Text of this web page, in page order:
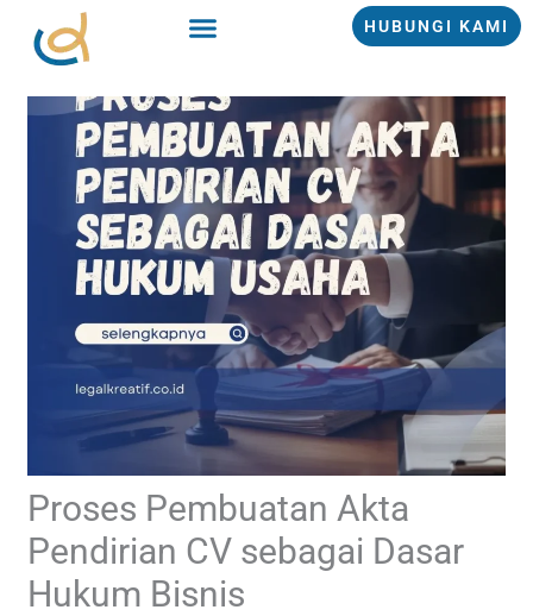
HUBUNGI KAMI
Proses Pembuatan Akta
Pendirian CV sebagai Dasar
Hukum Bisnis